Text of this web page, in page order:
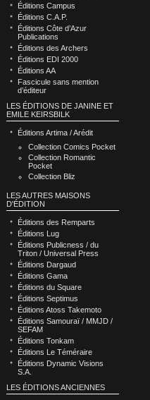
Éditions Campus
Éditions C.A.P.
Éditions Côte d’Azur
Publications
Éditions des Archers
Éditions EDI 2000
Éditions AA
Fascicule sans mention
d’éditeur
LES ÉDITIONS DE JANINE ET
EMILE KEIRSBILK
Éditions Artima / Arédit
Collection Comics Pocket
Collection Romantic
Pocket
Collection Bliz
LES AUTRES MAISONS
D'ÉDITION
Éditions des Remparts
Éditions Lug
Éditions Publicness / du
Triton / Universal Press
Éditions Dargaud
Éditions Gama
Éditions du Square
Éditions Septimus
Éditions Atoss Takemoto
Éditions Samouraï / MMJD /
SEFAM
Éditions Tonkam
Éditions Le Téméraire
Éditions Dynamic Visions
S.A.
LES ÉDITIONS ANCIENNES